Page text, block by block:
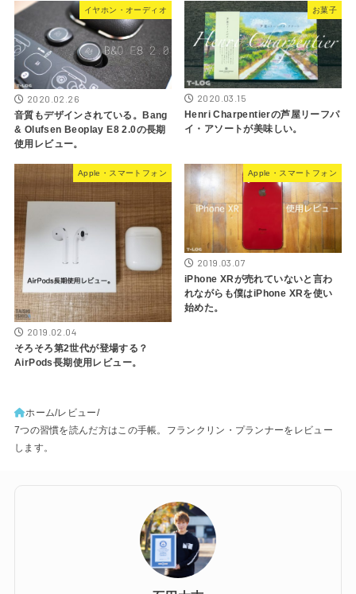
イヤホン・オーディオ
2020.02.26
音質もデザインされている。Bang
& Olufsen Beoplay E8 2.0の長期
使用レビュー。
お菓子
2020.03.15
Henri Charpentierの芦屋リーフパ
イ・アソートが美味しい。
Apple・スマートフォン
2019.02.04
そろそろ第2世代が登場する？
AirPods長期使用レビュー。
Apple・スマートフォン
2019.03.07
iPhone XRが売れていないと言わ
れながらも僕はiPhone XRを使い
始めた。
ホーム レビュー
7つの習慣を読んだ方はこの手帳。フランクリン・プランナーをレビュー
します。